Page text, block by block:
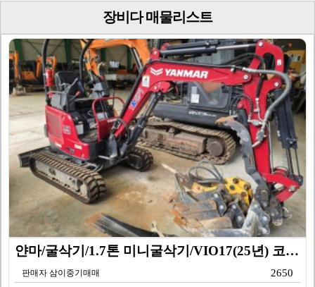
장비다 매물리스트
얀마/굴삭기/1.7톤 미니굴삭기/VIO17(25년) 코…
판매자 삼이중기매매 2650